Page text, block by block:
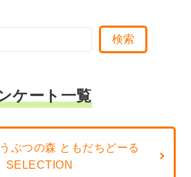
ケート一覧
ぶつの森 ともだちどーる
SELECTION